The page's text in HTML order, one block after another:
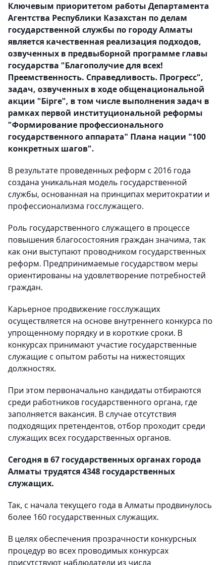
Ключевым приоритетом работы Департамента
Агентства Республики Казахстан по делам
государственной службы по городу Алматы
является качественная реализация подходов,
озвученных в предвыборной программе главы
государства "Благополучие для всех!
Преемственность. Справедливость. Прогресс",
задач, озвученных в ходе общенациональной
акции "Бірге", в том числе выполнения задач в
рамках первой институциональной реформы
"Формирование профессионального
государственного аппарата" Плана нации "100
конкретных шагов".
В результате проведенных реформ с 2016 года
создана уникальная модель государственной
службы, основанная на принципах меритократии и
профессионализма госслужащего.
Роль государственного служащего в процессе
повышения благосостояния граждан значима, так
как они выступают проводником государственных
реформ. Предпринимаемые государством меры
ориентированы на удовлетворение потребностей
граждан.
Карьерное продвижение госслужащих
осуществляется на основе внутреннего конкурса по
упрощенному порядку и в короткие сроки. В
конкурсах принимают участие государственные
служащие с опытом работы на нижестоящих
должностях.
При этом первоначально кандидаты отбираются
среди работников государственного органа, где
заполняется вакансия. В случае отсутствия
подходящих претендентов, отбор проходит среди
служащих всех государственных органов.
Сегодня в 67 государственных органах города
Алматы трудятся 4348 государственных
служащих.
Так, с начала текущего года в Алматы продвинулось
более 160 государственных служащих.
В целях обеспечения прозрачности конкурсных
процедур во всех проводимых конкурсах
присутствуют наблюдатели из числа